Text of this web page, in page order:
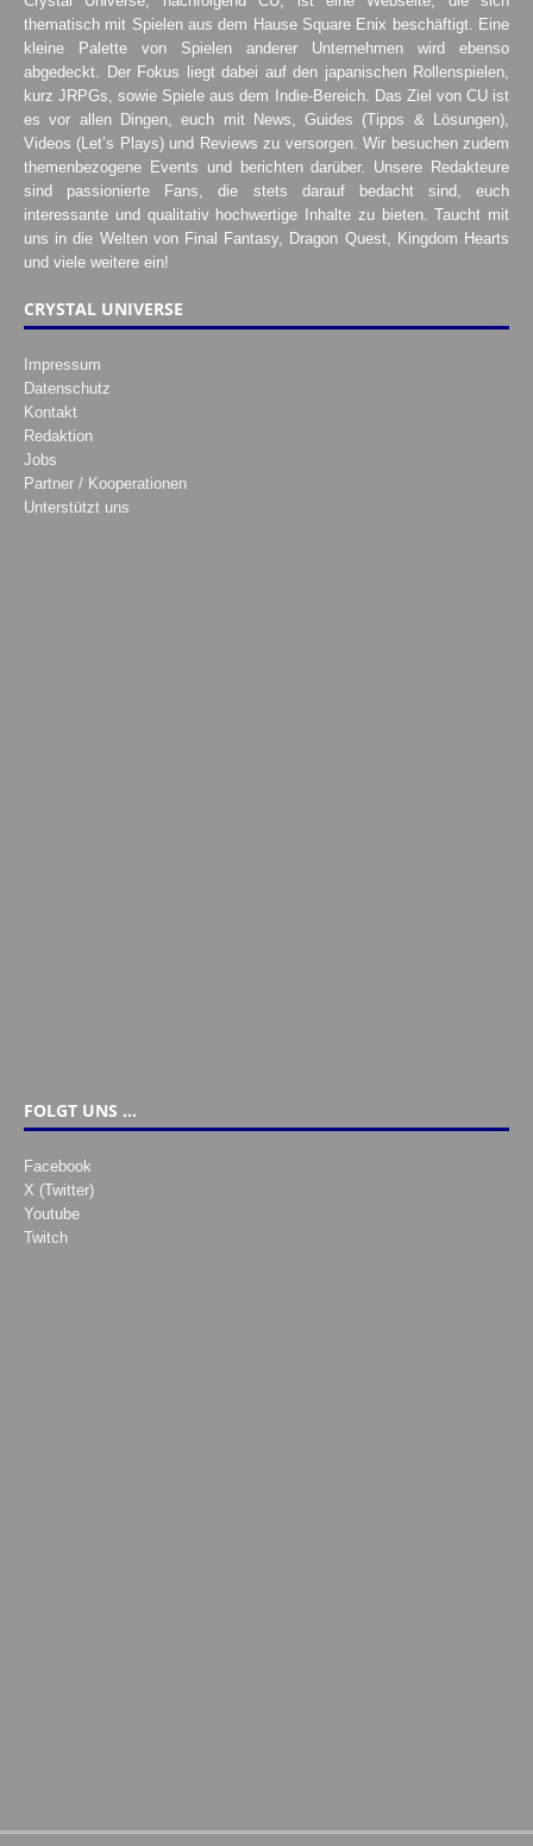
thematisch mit Spielen aus dem Hause Square Enix beschäftigt. Eine
kleine Palette von Spielen anderer Unternehmen wird ebenso
abgedeckt. Der Fokus liegt dabei auf den japanischen Rollenspielen,
kurz JRPGs, sowie Spiele aus dem Indie-Bereich. Das Ziel von CU ist
es vor allen Dingen, euch mit News, Guides (Tipps & Lösungen),
Videos (Let’s Plays) und Reviews zu versorgen. Wir besuchen zudem
themenbezogene Events und berichten darüber. Unsere Redakteure
sind passionierte Fans, die stets darauf bedacht sind, euch
interessante und qualitativ hochwertige Inhalte zu bieten. Taucht mit
uns in die Welten von Final Fantasy, Dragon Quest, Kingdom Hearts
und viele weitere ein!
CRYSTAL UNIVERSE
Impressum
Datenschutz
Kontakt
Redaktion
Jobs
Partner / Kooperationen
Unterstützt uns
FOLGT UNS …
Facebook
X (Twitter)
Youtube
Twitch